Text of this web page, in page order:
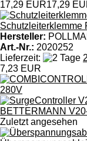
17,29 EUR17,29
Schutzleiterklemme
Hersteller:
Art.-Nr.: 2020252
Lieferzeit:
7,23 EUR
Zuletzt angesehen